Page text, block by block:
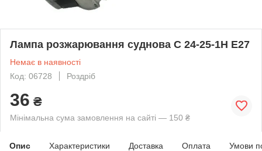
Лампа розжарювання суднова С 24-25-1Н Е27
Немає в наявності
Код: 06728
Роздріб
36 ₴
Мінімальна сума замовлення на сайті — 150 ₴
Опис Характеристики Доставка Оплата Умови